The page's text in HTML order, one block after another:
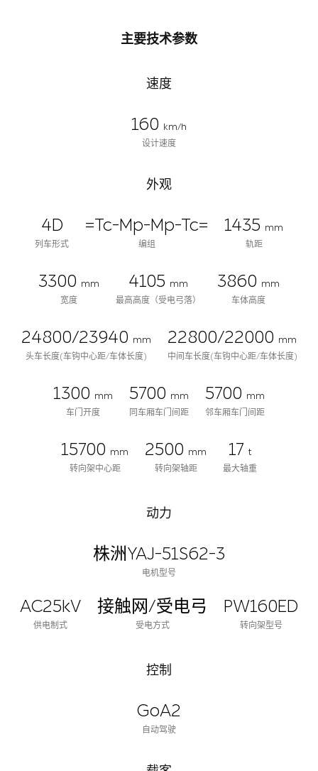
主要技术参数
速度
160
km/h
设计速度
外观
4D
列车形式
=Tc-Mp-Mp-Tc=
编组
1435 mm
轨距
3300 mm
宽度
4105 mm
最高高度（受电弓落）
3860 mm
车体高度
24800/23940 mm
头车长度(车钩中心距/车体长度)
22800/22000 mm
中间车长度(车钩中心距/车体长度)
1300 mm
车门开度
5700 mm
同车厢车门间距
5700 mm
邻车厢车门间距
15700 mm
转向架中心距
2500 mm
转向架轴距
17 t
最大轴重
动力
株洲YAJ-51S62-3
电机型号
AC25kV
供电制式
接触网/受电弓
受电方式
PW160ED
转向架型号
控制
GoA2
自动驾驶